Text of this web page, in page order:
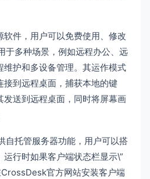
件，用户可以免费使用、修改
于多种场景，例如远程办公、远
维护和多设备管理。其运作模式
接到远程桌面，捕获本地的键
发送到远程桌面，同时将屏幕画
自托管服务器功能，用户可以搭
行时如果客户端状态栏显示\”
官方网站安装客户端